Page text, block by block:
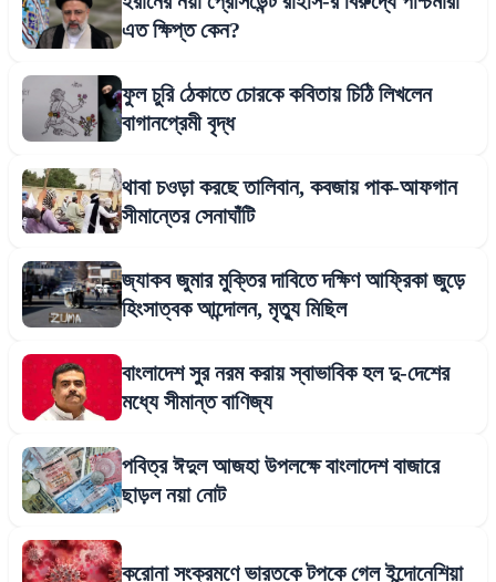
এত ক্ষিপ্ত কেন?
ফুল চুরি ঠেকাতে চোরকে কবিতায় চিঠি লিখলেন
বাগানপ্রেমী বৃদ্ধ
থাবা চওড়া করছে তালিবান, কবজায় পাক-আফগান
সীমান্তের সেনাঘাঁটি
জ্যাকব জুমার মুক্তির দাবিতে দক্ষিণ আফ্রিকা জুড়ে
হিংসাত্বক আন্দোলন, মৃত্যু মিছিল
বাংলাদেশ সুর নরম করায় স্বাভাবিক হল দু-দেশের
মধ্যে সীমান্ত বাণিজ্য
পবিত্র ঈদুল আজহা উপলক্ষে বাংলাদেশ বাজারে
ছাড়ল নয়া নোট
করোনা সংক্রমণে ভারতকে টপকে গেল ইন্দোনেশিয়া